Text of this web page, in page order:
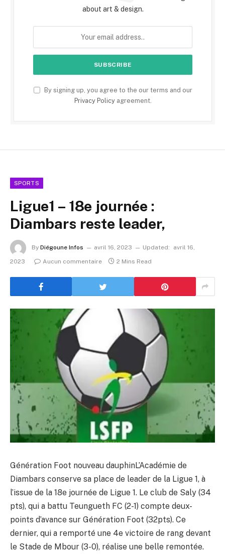
about art & design.
By signing up, you agree to the our terms and our
Privacy Policyagreement.
SPORTS
Ligue1 – 18e journée :
Diambars reste leader,
By Diégoune Infos avril 16, 2023 Updated:
avril 16,
2023
Aucun commentaire 2 Mins Read
Génération Foot nouveau dauphinL’Académie de
Diambars conserve sa place de leader de la Ligue 1, à
l’issue de la 18e journée de Ligue 1. Le club de Saly (34
pts), qui a battu Teungueth FC (2-1) compte deux-
points d’avance sur Génération Foot (32pts). Ce
dernier, qui a remporté une 4e victoire de rang devant
le Stade de Mbour (3-0), réalise une belle remontée.